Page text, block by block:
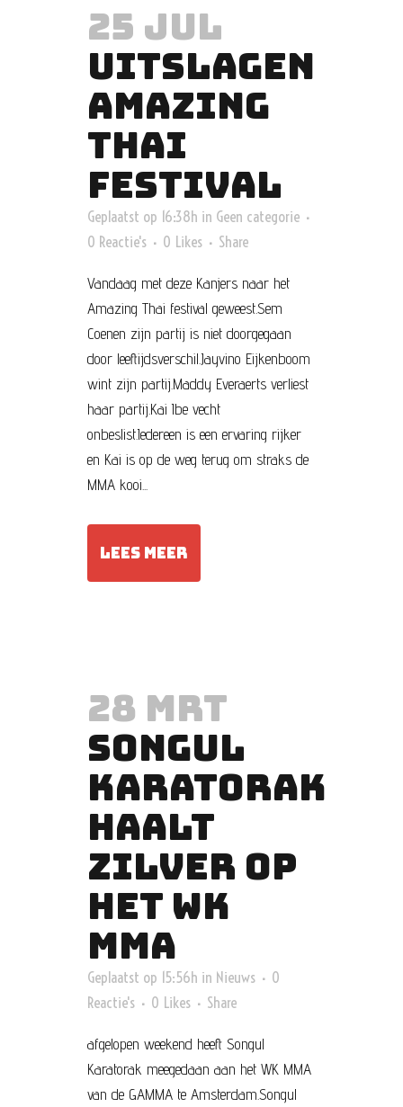
25 JUL
UITSLAGEN
AMAZING
THAI
FESTIVAL
Geplaatst op 16:38h in Geen categorie
0 Reactie's
0 Likes Share
Vandaag met deze Kanjers naar het
Amazing Thai festival geweest.Sem
Coenen zijn partij is niet doorgegaan
door leeftijdsverschil.Jayvino Eijkenboom
wint zijn partij.Maddy Everaerts verliest
haar partij.Kai Ibe vecht
onbeslist.Iedereen is een ervaring rijker
en Kai is op de weg terug om straks de
MMA kooi...
LEES MEER
28 MRT
SONGUL
KARATORAK
HAALT
ZILVER OP
HET WK
MMA
Geplaatst op 15:56h in Nieuws
0
Reactie's
0 Likes Share
afgelopen weekend heeft Songul
Karatorak meegedaan aan het WK MMA
van de GAMMA te Amsterdam.Songul